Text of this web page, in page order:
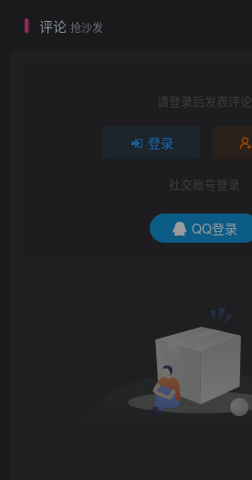
评论 抢沙发
请登录后发表评论
登录
社交账号登录
QQ登录